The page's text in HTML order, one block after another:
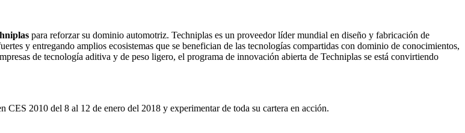
para reforzar su dominio automotriz. Techniplas es un proveedor líder mundial en diseño y fabricación de
y entregando amplios ecosistemas que se benefician de las tecnologías compartidas con dominio de conocimientos,
de tecnología aditiva y de peso ligero, el programa de innovación abierta de Techniplas se está convirtiendo
2010 del 8 al 12 de enero del 2018 y experimentar de toda su cartera en acción.